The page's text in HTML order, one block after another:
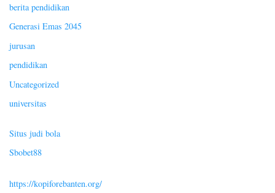
berita pendidikan
Generasi Emas 2045
jurusan
pendidikan
Uncategorized
universitas
Situs judi bola
Sbobet88
https://kopiforebanten.org/